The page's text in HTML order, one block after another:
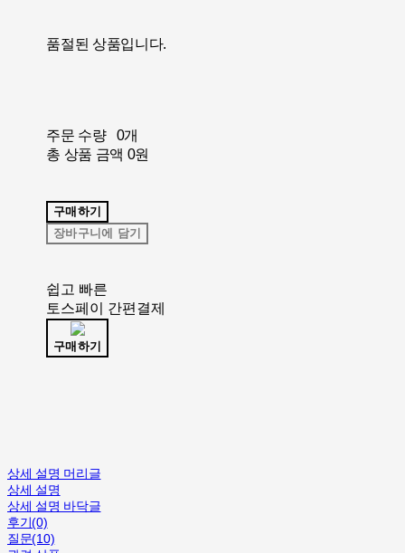
품절된 상품입니다.
주문 수량
0개
총 상품 금액 0원
구매하기
장바구니에 담기
쉽고 빠른
토스페이 간편결제
구매하기
상세 설명 머리글
상세 설명
상세 설명 바닥글
후기(0)
질문(10)